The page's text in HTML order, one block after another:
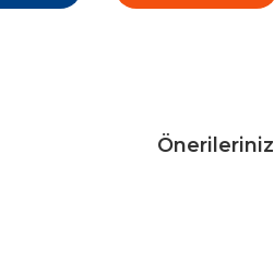
Önerileriniz